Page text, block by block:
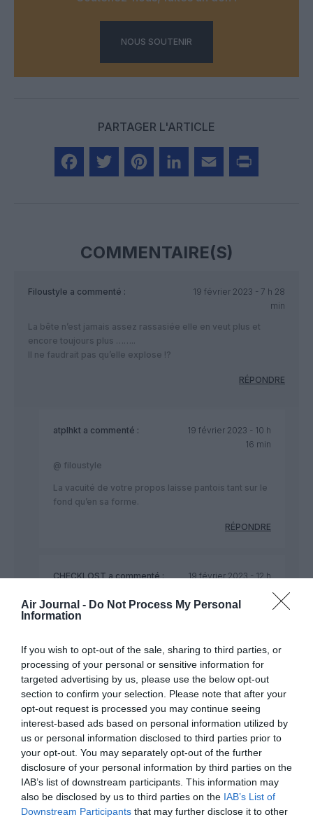
Air Journal - Do Not Process My Personal
Information
If you wish to opt-out of the sale, sharing to third parties, or
processing of your personal or sensitive information for
targeted advertising by us, please use the below opt-out
section to confirm your selection. Please note that after your
opt-out request is processed you may continue seeing
interest-based ads based on personal information utilized by
us or personal information disclosed to third parties prior to
your opt-out. You may separately opt-out of the further
disclosure of your personal information by third parties on the
IAB’s list of downstream participants. This information may
also be disclosed by us to third parties on the IAB’s List of
Downstream Participants that may further disclose it to other
NOUS SOUTENIR
PARTAGER L'ARTICLE
COMMENTAIRE(S)
Filoustyle a commenté :
19 février 2023 - 7 h 28
min
La bête n’est jamais assez rassasiée elle en veut plus et
encore toujours plus ……..
Il ne faudrait pas qu’elle explose !?
RÉPONDRE
atplhkt a commenté :
19 février 2023 - 10 h
16 min
@ filoustyle
La vacuité de votre propos laisse pantois tant sur le
fond qu’en sa forme.
RÉPONDRE
CHECKLOSTa commenté :
19 février 2023 - 12 h
Il ne s agit pas seulement d argent
cette année vu le bénéfice record du à une gestion
remarquable
Mais il y a surtout le respect des compagnies
clientes avec des délais de livraison à honorer
La ponctualité fait partie du jeu de l excellence et
entraine un cercle vertueux si la qualité du produit
est au RDV comme cela est le cas avec les avions
Airbus
CQFD
RÉPONDRE